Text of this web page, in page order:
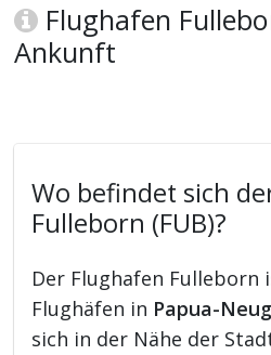
Flughafen
Ankunft
Wo befindet sich
Fulleborn (FUB)?
Der Flughafen Fulleborn
Flughäfen in Papua-
sich in der Nähe der